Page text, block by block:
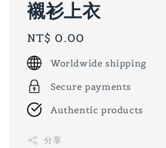
襯衫上衣
Regular
price
NT$ 0.00
Worldwide shipping
Secure payments
Authentic products
分享